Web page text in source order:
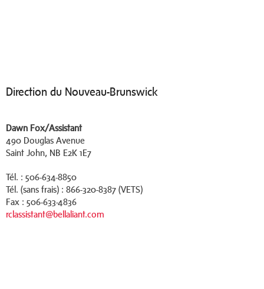
Direction du Nouveau-Brunswick
Dawn Fox/Assistant
490 Douglas Avenue
Saint John, NB E2K 1E7
Tél. : 506-634-8850
Tél. (sans frais) : 866-320-8387 (VETS)
Fax : 506-633-4836
rclassistant@bellaliant.com